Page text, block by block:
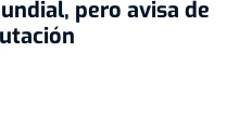
pero avisa de